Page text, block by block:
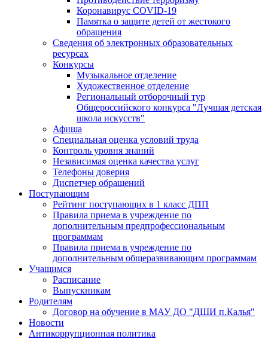
Коронавирус COVID-19
Памятка о защите детей от жестокого
обращения
Сведения об электронных образовательных
ресурсах
Конкурсы
Музыкальное отделение
Художественное отделение
Региональный отборочный тур
Общероссийского конкурса "Лучшая детская
школа искусств"
Афиша
Специальная оценка условий труда
Контроль уровня знаний
Независимая оценка качества услуг
Телефоны доверия
Диспетчер обращений
Поступающим
Рейтинг поступающих в 1 класс ДПП
Правила приема в учреждение по
дополнительным предпрофессиональным
программам
Правила приема в учреждение по
дополнительным общеразвивающим программам
Учащимся
Расписание
Выпускникам
Родителям
Договор на обучение в МАУ ДО "ДШИ п.Калья"
Новости
Антикоррупционная политика